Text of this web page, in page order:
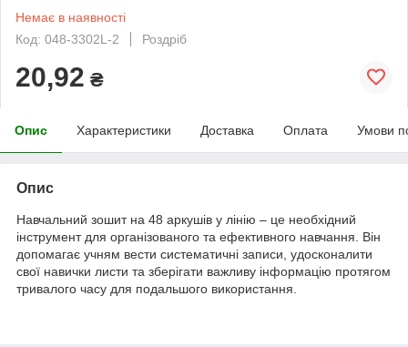
Немає в наявності
Код: 048-3302L-2
Роздріб
20,92 ₴
Опис Характеристики Доставка Оплата Умови
Опис
Навчальний зошит на 48 аркушів у лінію – це необхідний
інструмент для організованого та ефективного навчання. Він
допомагає учням вести систематичні записи, удосконалити
свої навички листи та зберігати важливу інформацію протягом
тривалого часу для подальшого використання.